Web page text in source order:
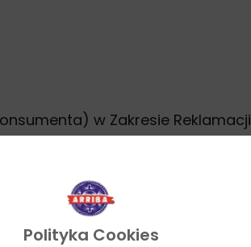
Polityka Cookies
w Zakresie Reklamacji